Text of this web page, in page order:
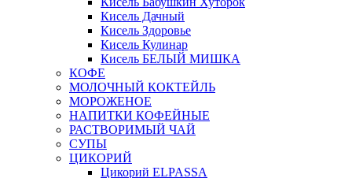
Кисель Дачный
Кисель Здоровье
Кисель Кулинар
Кисель БЕЛЫЙ МИШКА
КОФЕ
МОЛОЧНЫЙ КОКТЕЙЛЬ
МОРОЖЕНОЕ
НАПИТКИ КОФЕЙНЫЕ
РАСТВОРИМЫЙ ЧАЙ
СУПЫ
ЦИКОРИЙ
Цикорий ELPASSA